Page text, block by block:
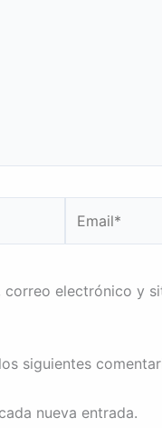
correo electrónico y
siguientes
nueva entrada.